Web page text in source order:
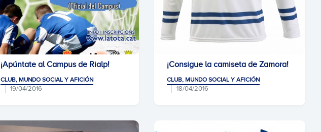
¡Apúntate al Campus de Rialp!
CLUB, MUNDO SOCIAL Y AFICIÓN
19/04/2016
¡Consigue la camiseta de Zamora!
CLUB, MUNDO SOCIAL Y AFICIÓN
18/04/2016